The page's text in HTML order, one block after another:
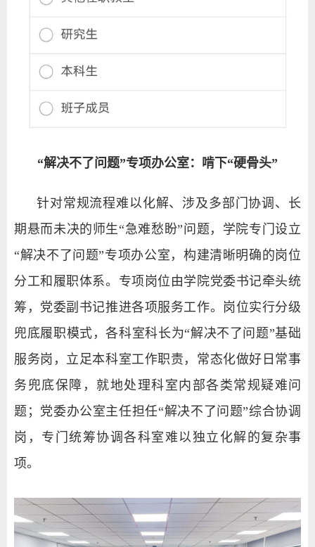
“解决不了问题”专项办公室：啃下“硬骨头”
针对常规流程难以化解、涉及多部门协调、长
期悬而未决的师生“急难愁盼”问题，学院专门设立
“解决不了问题”专项办公室，构建清晰明确的岗位
分工和履职体系。专项岗位由学院党委书记牵头统
筹，党委副书记推进各项服务工作。岗位实行分级
兜底履职模式，各科室科长为“解决不了问题”基础
服务岗，立足本科室工作职责，常态化做好日常事
务兜底保障，就地处理科室内部各类常规疑难问
题；党委办公室主任担任“解决不了问题”综合协调
岗，专门统筹协调各科室难以独立化解的复杂事
项。